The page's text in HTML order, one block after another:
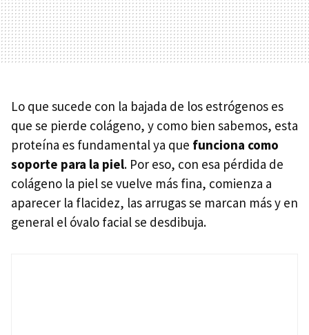
Lo que sucede con la bajada de los estrógenos es
que se pierde colágeno, y como bien sabemos, esta
proteína es fundamental ya que funciona como
soporte para la piel. Por eso, con esa pérdida de
colágeno la piel se vuelve más fina, comienza a
aparecer la flacidez, las arrugas se marcan más y en
general el óvalo facial se desdibuja.